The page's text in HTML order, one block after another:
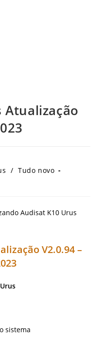
Atualização
/ Tudo novo
V2.0.94 –
sistema